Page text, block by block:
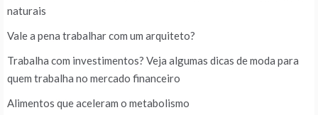
naturais
Vale a pena trabalhar com um arquiteto?
Trabalha com investimentos? Veja algumas dicas de moda para
quem trabalha no mercado financeiro
Alimentos que aceleram o metabolismo